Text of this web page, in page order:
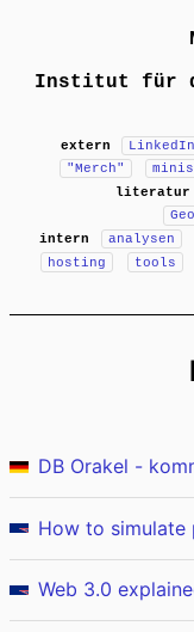
Institut für
extern LinkedIn
"Merch"
literatur
intern
analysen
hosting
tools
DB Orakel -
Web 3.0